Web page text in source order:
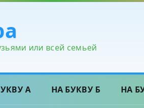
или всей семьей
А НА БУКВУ Б НА